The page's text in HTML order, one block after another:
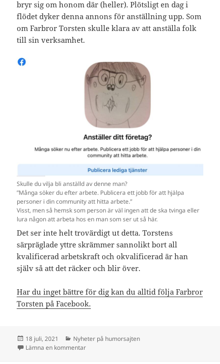
bryr sig om honom där (heller). Plötsligt en dag i
flödet dyker denna annons för anställning upp. Som
om Farbror Torsten skulle klara av att anställa folk
till sin verksamhet.
Skulle du vilja bli anställd av denne man?
”Många söker du efter arbete. Publicera ett jobb för att hjälpa
personer i din community att hitta arbete.”
Visst, men så hemsk som person är väl ingen att de ska tvinga eller
lura någon att arbeta hos en man som ser ut så här.
Det ser inte helt trovärdigt ut detta. Torstens
särpräglade yttre skrämmer sannolikt bort all
kvalificerad arbetskraft och okvalificerad är han
själv så att det räcker och blir över.
Har du inget bättre för dig kan du alltid följa Farbror
Torsten på Facebook.
Postat
18 juli, 2021 Kategorier
Nyheter på humorsajten
Lämna en kommentartill Skulle du vilja bli anställd av denne man?